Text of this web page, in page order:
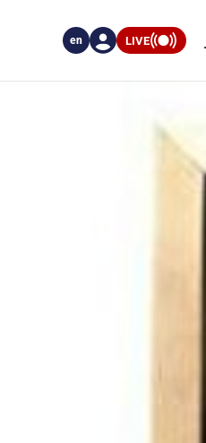
LIVE
en